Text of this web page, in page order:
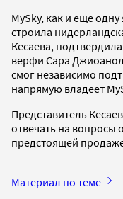
MySky, как и еще
строила
Кесаева,
верфи Сара
смог независимо
напрямую владеет
Представитель
отвечать на вопросы
предстоящей
Материал по теме